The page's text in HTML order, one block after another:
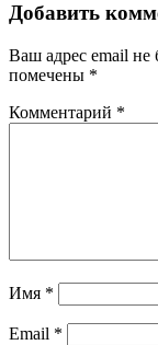
Добавить
Ваш адрес email не
помечены *
Комментарий *
Имя *
Email *